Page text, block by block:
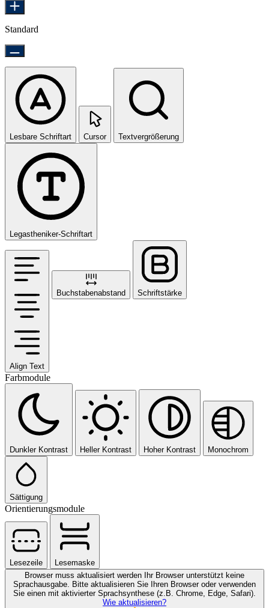
Standard
Lesbare Schriftart Cursor Textvergrößerung
Legastheniker-Schriftart
Align Text
Buchstabenabstand Schriftstärke
Farbmodule
Dunkler Kontrast Heller Kontrast Hoher Kontrast Monochrom
Sättigung
Orientierungsmodule
Lesezeile
Lesemaske
Browser muss aktualisiert werden
Ihr Browser unterstützt keine
Sprachausgabe. Bitte aktualisieren Sie Ihren Browser oder verwenden
Sie einen mit aktivierter Sprachsynthese (z.B. Chrome, Edge, Safari).
Wie aktualisieren?